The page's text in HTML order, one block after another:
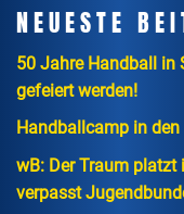
NEUESTE
50 Jahre Handball in
gefeiert werden!
Handballcamp in
wB: Der Traum
verpasst